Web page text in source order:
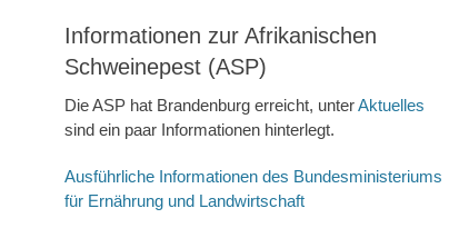
Informationen zur Afrikanischen
Schweinepest (ASP)
Die ASP hat Brandenburg erreicht, unterAktuelles
sind ein paar Informationen hinterlegt.
Ausführliche Informationen des Bundesministeriums
für Ernährung und Landwirtschaft